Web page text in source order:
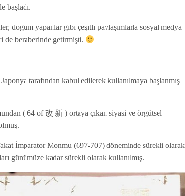
başladı.
doğum yapanlar gibi çeşitli paylaşımlarla sosyal medya
de beraberinde getirmişti.
tarafından kabul edilerek kullanılmaya başlanmış
( 64 of 改 新 ) ortaya çıkan siyasi ve örgütsel
İmparator Monmu (697-707) döneminde sürekli olarak
günümüze kadar sürekli olarak kullanılmış.